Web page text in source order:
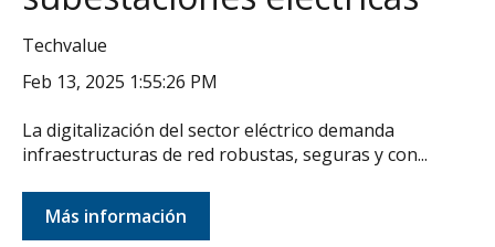
Techvalue
Feb 13, 2025 1:55:26 PM
La digitalización del sector eléctrico demanda
infraestructuras de red robustas, seguras y con...
Más información